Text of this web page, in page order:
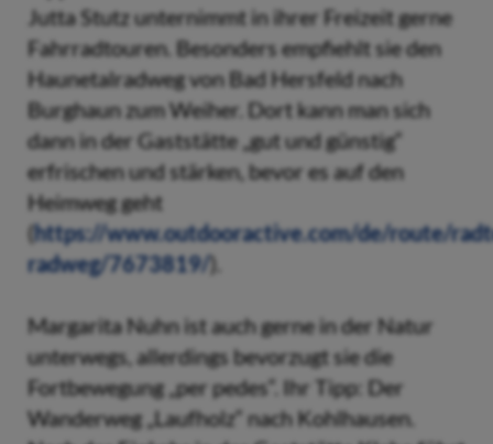
Jutta Stutz unternimmt in ihrer Freizeit gerne
Fahrradtouren. Besonders empfiehlt sie den
Haunetalradweg von Bad Hersfeld nach
Burghaun zum Weiher. Dort kann man sich
dann in der Gaststätte „gut und günstig“
erfrischen und stärken, bevor es auf den
Heimweg geht
(https://www.outdooractive.com/de/route/
radweg/7673819/).
Margarita Nuhn ist auch gerne in der Natur
unterwegs, allerdings bevorzugt sie die
Fortbewegung „per pedes“. Ihr Tipp: Der
Wanderweg „Laufholz“ nach Kohlhausen.